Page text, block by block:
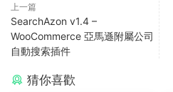
上一篇
SearchAzon v1.4 –
WooCommerce 亞馬遜附屬公司
自動搜索插件
猜你喜歡